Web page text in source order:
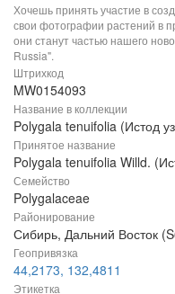
Хочешь принять участие в
свои фотографии растений в
они станут частью нашего
Russia".
Штрихкод
MW0154093
Название в коллекции
Polygala tenuifolia (Истод
Принятое название
Polygala tenuifolia Willd.
Семейство
Polygalaceae
Районирование
Сибирь, Дальний Восток
Геопривязка
44,2173, 132,4811
Этикетка